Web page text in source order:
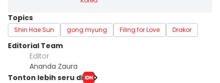
Topics
Shin Hae Sun gong myung Filing for Love Drakor
Editorial Team
Editor
Ananda Zaura
Tonton lebih seru di